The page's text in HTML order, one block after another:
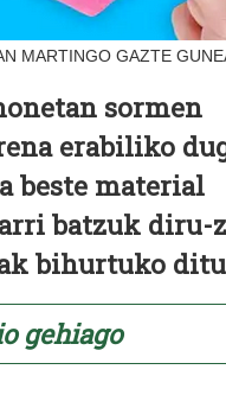
MARTINGO GAZTE
sormen
erabiliko
beste material
batzuk diru-
bihurtuko
gehiago